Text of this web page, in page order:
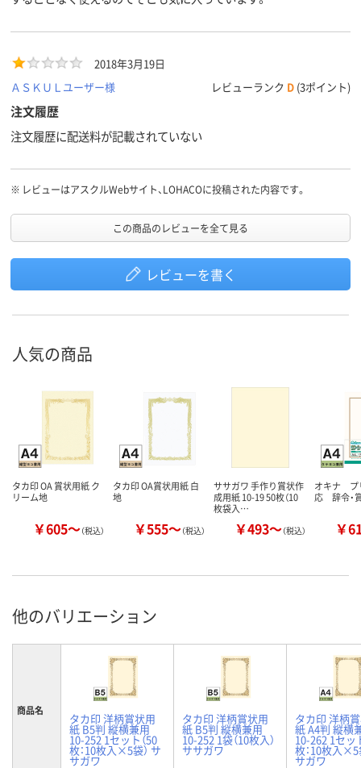
2018年3月19日
ＡＳＫＵＬユーザー様
レビューランク D (3ポイント)
注文履歴
注文履歴に配送料が記載されていない
※ レビューはアスクルWebサイト、LOHACOに投稿された内容です。
この商品のレビューを全て見る
レビューを書く
人気の商品
タカ印 OA 賞状用紙 ク
リーム地
￥605～（税込）
タカ印 OA賞状用紙 白
地
￥555～（税込）
ササガワ 手作り賞状作
成用紙 10-19 50枚（10
枚袋入…
￥493～（税込）
オキナ プ
応 辞令・
￥
他のバリエーション
商品名
タカ印 洋柄賞状用
紙 B5判 縦横兼用
10-252 1セット（50
枚：10枚入×5袋） サ
サガワ
タカ印 洋柄賞状用
紙 B5判 縦横兼用
10-252 1袋（10枚入）
ササガワ
タカ印 洋柄
紙 A4判 縦横
10-262 1セッ
枚：10枚入×5
サガワ